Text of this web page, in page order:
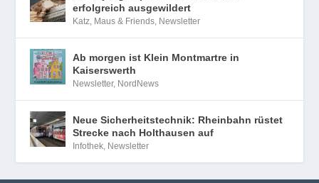
erfolgreich ausgewildert
Katz, Maus & Friends, Newsletter
Ab morgen ist Klein Montmartre in
Kaiserswerth
Newsletter, NordNews
Neue Sicherheitstechnik: Rheinbahn rüstet
Strecke nach Holthausen auf
Infothek, Newsletter